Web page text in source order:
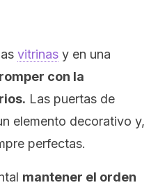
vitrinas y en una
con la
Las puertas de
elemento decorativo y,
perfectas.
mantener el orden